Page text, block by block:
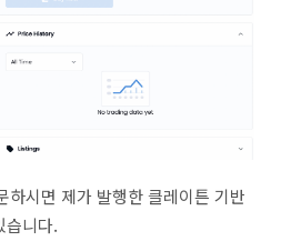
하시면 제가 발행한 클레이튼 기반
습니다.